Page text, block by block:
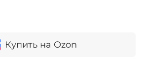
Купить на Ozon